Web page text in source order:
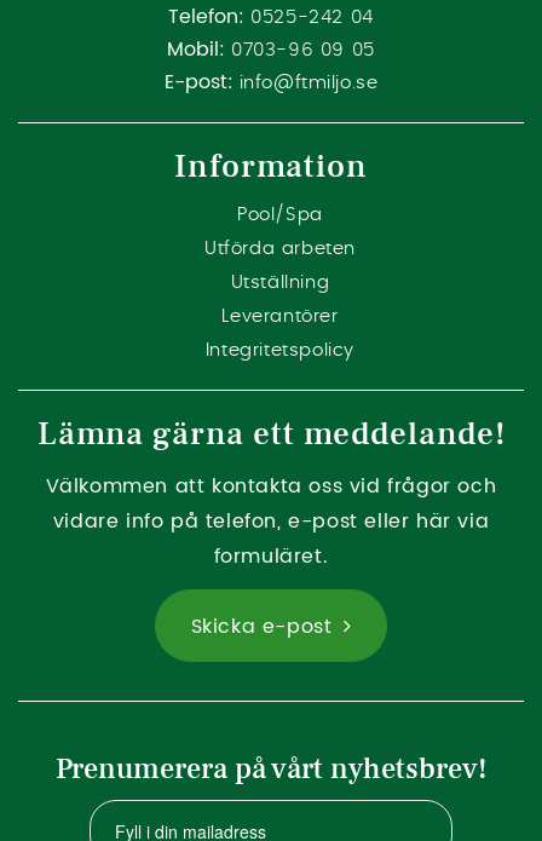
Telefon: 0525-242 04
Mobil: 0703-96 09 05
E-post: info@ftmiljo.se
Information
Pool/Spa
Utförda arbeten
Utställning
Leverantörer
Integritetspolicy
Lämna gärna ett meddelande!
Välkommen att kontakta oss vid frågor och
vidare info på telefon, e-post eller här via
formuläret.
Skicka e-post
Prenumerera på vårt nyhetsbrev!